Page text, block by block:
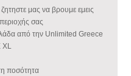
μας να βρουμε εμεις
σας
από την Unlimited Greece
XL
ποσότητα